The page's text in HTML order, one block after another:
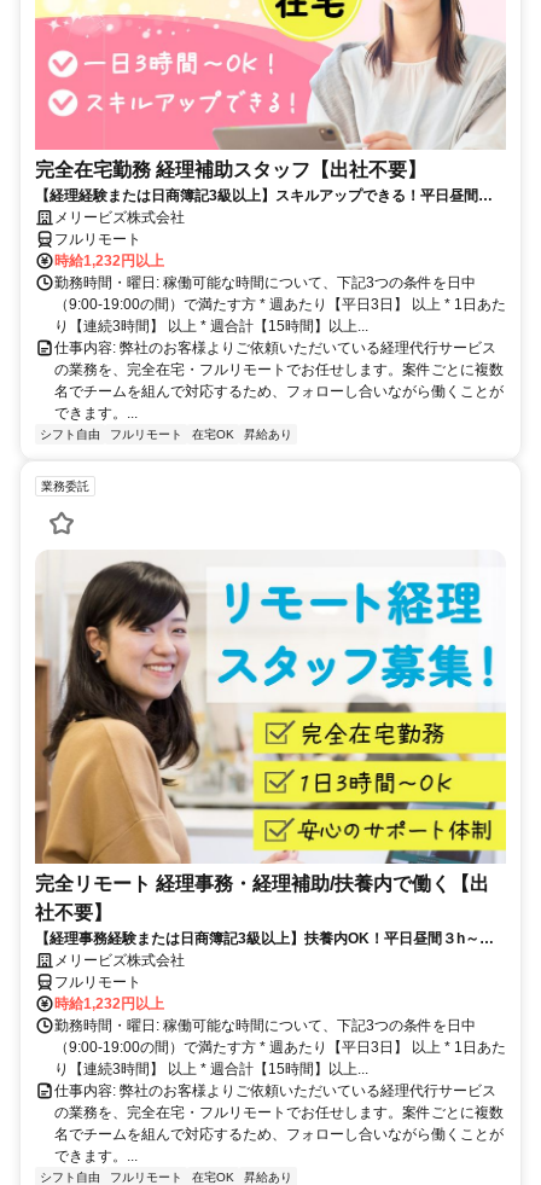
完全在宅勤務 経理補助スタッフ【出社不要】
【経理経験または日商簿記3級以上】スキルアップできる！平日昼間３h
～。完全在宅で育児・介護中の方も大歓迎♪
メリービズ株式会社
フルリモート
時給1,232円以上
勤務時間・曜日: 稼働可能な時間について、下記3つの条件を日中
（9:00-19:00の間）で満たす方 * 週あたり【平日3日】 以上 * 1日あた
り【連続3時間】 以上 * 週合計【15時間】以上...
仕事内容: 弊社のお客様よりご依頼いただいている経理代行サービス
の業務を、完全在宅・フルリモートでお任せします。案件ごとに複数
名でチームを組んで対応するため、フォローし合いながら働くことが
できます。...
シフト自由 フルリモート 在宅OK 昇給あり
業務委託
完全リモート 経理事務・経理補助/扶養内で働く【出
社不要】
【経理事務経験または日商簿記3級以上】扶養内OK！平日昼間３h～。
完全在宅で育児・介護中の方も大歓迎♪
メリービズ株式会社
フルリモート
時給1,232円以上
勤務時間・曜日: 稼働可能な時間について、下記3つの条件を日中
（9:00-19:00の間）で満たす方 * 週あたり【平日3日】 以上 * 1日あた
り【連続3時間】 以上 * 週合計【15時間】以上...
仕事内容: 弊社のお客様よりご依頼いただいている経理代行サービス
の業務を、完全在宅・フルリモートでお任せします。案件ごとに複数
名でチームを組んで対応するため、フォローし合いながら働くことが
できます。...
シフト自由 フルリモート 在宅OK 昇給あり